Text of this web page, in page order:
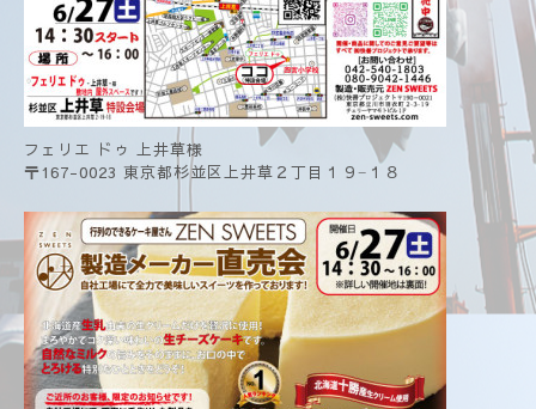
フェリエ ドゥ 上井草様
〒167-0023 東京都杉並区上井草２丁目１９−１８